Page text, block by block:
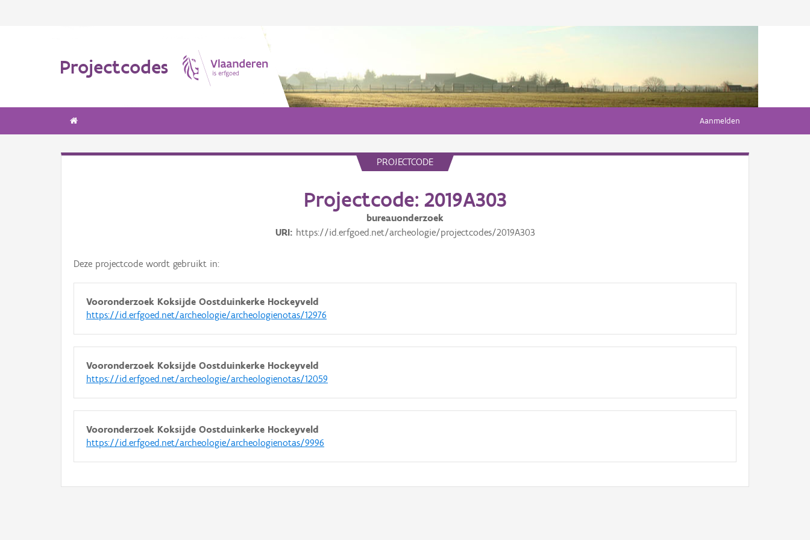
Projectcodes
Aanmelden
PROJECTCODE
Projectcode: 2019A303
bureauonderzoek
URI
https://id.erfgoed.net/archeologie/projectcodes/2019A303
Deze projectcode wordt gebruikt in:
Vooronderzoek Koksijde Oostduinkerke Hockeyveld
https://id.erfgoed.net/archeologie/archeologienotas/12976
Vooronderzoek Koksijde Oostduinkerke Hockeyveld
https://id.erfgoed.net/archeologie/archeologienotas/12059
Vooronderzoek Koksijde Oostduinkerke Hockeyveld
https://id.erfgoed.net/archeologie/archeologienotas/9996